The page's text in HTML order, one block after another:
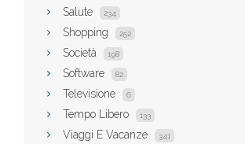
Salute 234
Shopping 252
Società 198
Software 82
Televisione 6
Tempo Libero 133
Viaggi E Vacanze 341